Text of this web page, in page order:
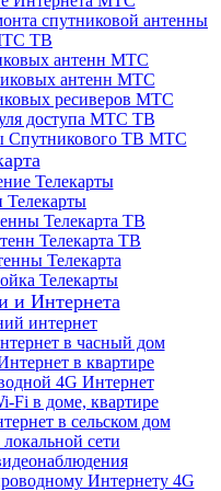
спутниковой антенны
ТВ
антенн МТС
антенн МТС
ресиверов МТС
доступа МТС ТВ
Спутникового ТВ МТС
Телекарты
Телекарта ТВ
Телекарта ТВ
Телекарта
Телекарты
и Интернета
интернет
в часный дом
в квартире
4G Интернет
Fi в доме, квартире
в сельском дом
сети
Интернету 4G